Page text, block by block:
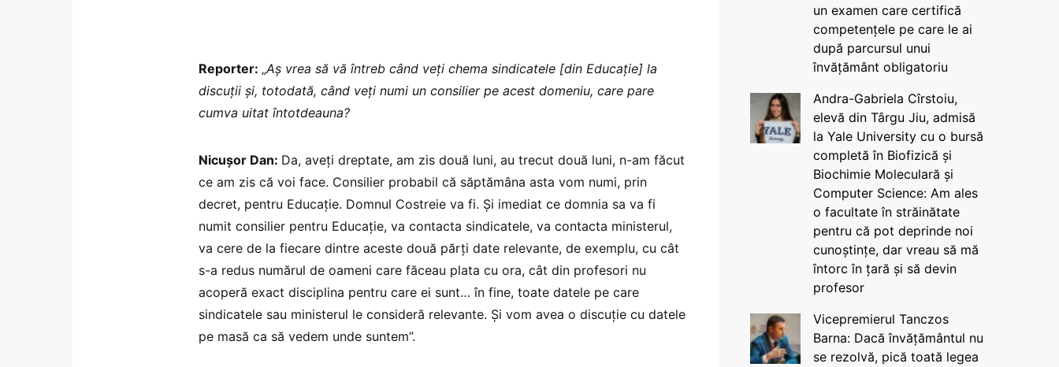
Reporter: „Aș vrea să vă întreb când veți chema sindicatele [din Educație] la
discuții și, totodată, când veți numi un consilier pe acest domeniu, care pare
cumva uitat întotdeauna?
Nicușor Dan: Da, aveți dreptate, am zis două luni, au trecut două luni, n-am făcut
ce am zis că voi face. Consilier probabil că săptămâna asta vom numi, prin
decret, pentru Educație. Domnul Costreie va fi. Și imediat ce domnia sa va fi
numit consilier pentru Educație, va contacta sindicatele, va contacta ministerul,
va cere de la fiecare dintre aceste două părți date relevante, de exemplu, cu cât
s-a redus numărul de oameni care făceau plata cu ora, cât din profesori nu
acoperă exact disciplina pentru care ei sunt… în fine, toate datele pe care
sindicatele sau ministerul le consideră relevante. Și vom avea o discuție cu datele
pe masă ca să vedem unde suntem”.
un examen care certifică
competențele pe care le ai
după parcursul unui
învățământ obligatoriu
Andra-Gabriela Cîrstoiu,
elevă din Târgu Jiu, admisă
la Yale University cu o bursă
completă în Biofizică și
Biochimie Moleculară și
Computer Science: Am ales
o facultate în străinătate
pentru că pot deprinde noi
cunoștințe, dar vreau să mă
întorc în țară și să devin
profesor
Vicepremierul Tanczos
Barna: Dacă învățământul nu
se rezolvă, pică toată legea